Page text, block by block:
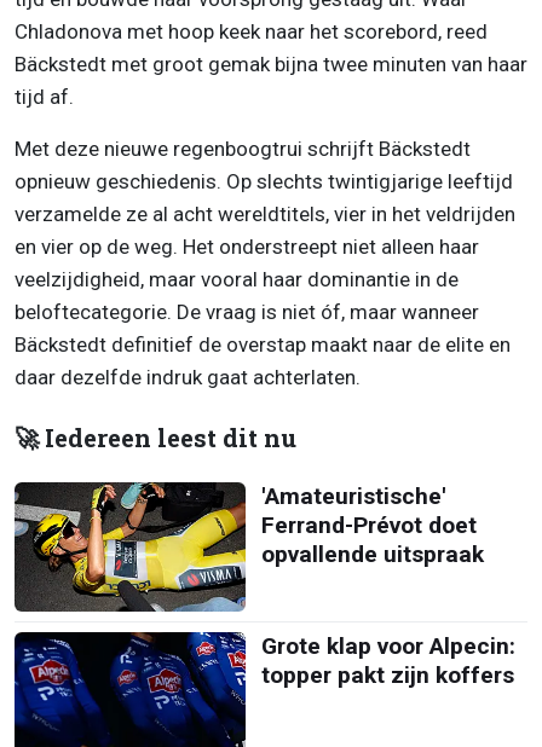
Chladonova met hoop keek naar het scorebord, reed
Bäckstedt met groot gemak bijna twee minuten van haar
tijd af.
Met deze nieuwe regenboogtrui schrijft Bäckstedt
opnieuw geschiedenis. Op slechts twintigjarige leeftijd
verzamelde ze al acht wereldtitels, vier in het veldrijden
en vier op de weg. Het onderstreept niet alleen haar
veelzijdigheid, maar vooral haar dominantie in de
beloftecategorie. De vraag is niet óf, maar wanneer
Bäckstedt definitief de overstap maakt naar de elite en
daar dezelfde indruk gaat achterlaten.
🚀 Iedereen leest dit nu
'Amateuristische'
Ferrand-Prévot doet
opvallende uitspraak
Grote klap voor Alpecin:
topper pakt zijn koffers